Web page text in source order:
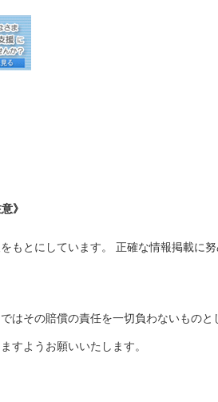
》
もとにしています。 正確な情報掲載に
ではその賠償の責任を一切負わないものと
すようお願いいたします。